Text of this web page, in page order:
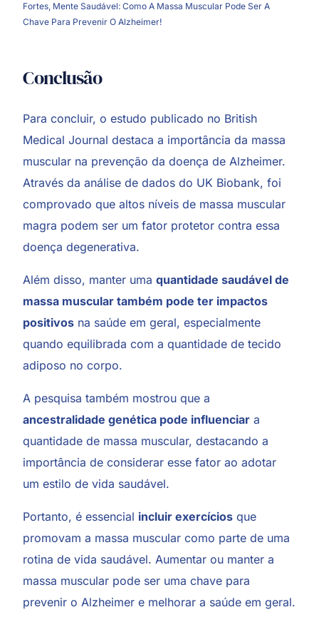
Fortes, Mente Saudável: Como A Massa Muscular Pode Ser A
Chave Para Prevenir O Alzheimer!
Conclusão
Para concluir, o estudo publicado no British
Medical Journal destaca a importância da massa
muscular na prevenção da doença de Alzheimer.
Através da análise de dados do UK Biobank, foi
comprovado que altos níveis de massa muscular
magra podem ser um fator protetor contra essa
doença degenerativa.
Além disso, manter umaquantidade saudável de
massa muscular também pode ter impactos
positivos na saúde em geral, especialmente
quando equilibrada com a quantidade de tecido
adiposo no corpo.
A pesquisa também mostrou que a
ancestralidade genética pode influenciar a
quantidade de massa muscular, destacando a
importância de considerar esse fator ao adotar
um estilo de vida saudável.
Portanto, é essencial incluir exercícios que
promovam a massa muscular como parte de uma
rotina de vida saudável. Aumentar ou manter a
massa muscular pode ser uma chave para
prevenir o Alzheimer e melhorar a saúde em geral.